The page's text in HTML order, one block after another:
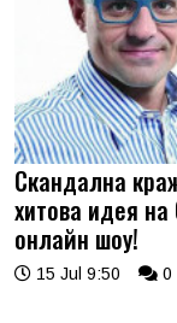
Скандална
хитова идея
онлайн шоу!
15 Jul 9:50 0